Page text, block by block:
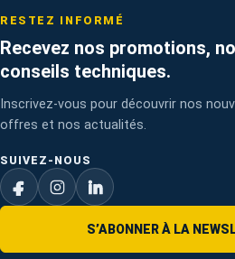
RESTEZ INFORMÉ
Recevez nos promotions,
conseils techniques.
Inscrivez-vous pour découvrir nos
offres et nos actualités.
SUIVEZ-NOUS
S’ABONNER À LA